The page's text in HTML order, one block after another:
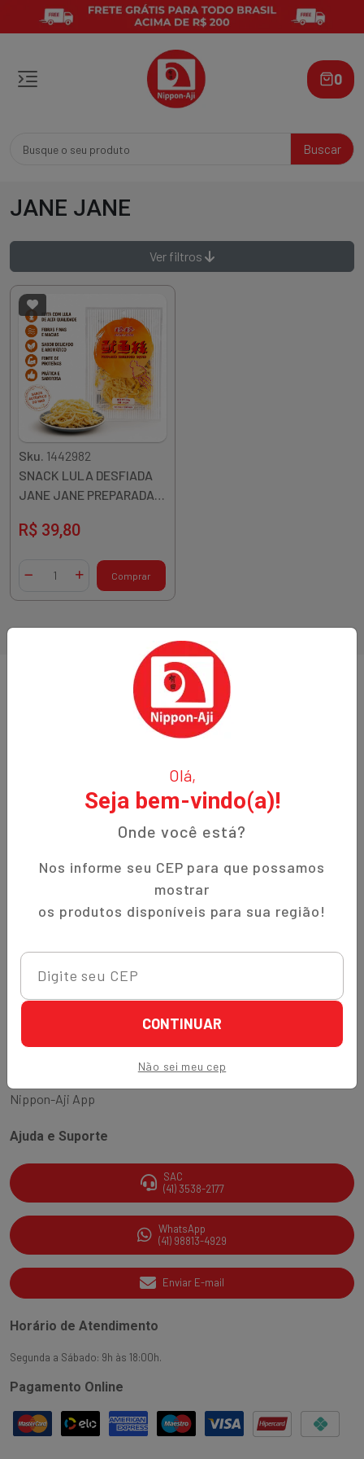
Olá,
Seja bem-vindo(a)!
Onde você está?
Nos informe seu CEP para que possamos
mostrar
os produtos disponíveis para sua região!
CONTINUAR
Não sei meu cep
Buscar
0
JANE JANE
Ver filtros
Sku. 1442982
SNACK LULA DESFIADA
JANE JANE PREPARADA
R$ 39,80
Diminuir QuantidadeAdicionar Quantidade
Comprar
experiência, é especializada em produtos orientais e naturais.
Fundada no bairro Bigorrilho em Curitiba, temos o
compromisso de oferecer aos nossos clientes qualidade,
preços justos e um atendimento excepcional. Descubra a
autenticidade e a tradição em cada produto!
Institucional
Política de Privacidade
Prazos de Entrega
Quem Somos
Nippon-Aji App
Ajuda e Suporte
SAC
(41) 3538-2177
WhatsApp
(41) 98813-4929
Enviar E-mail
Horário de Atendimento
Segunda a Sábado: 9h às 18:00h.
Pagamento Online